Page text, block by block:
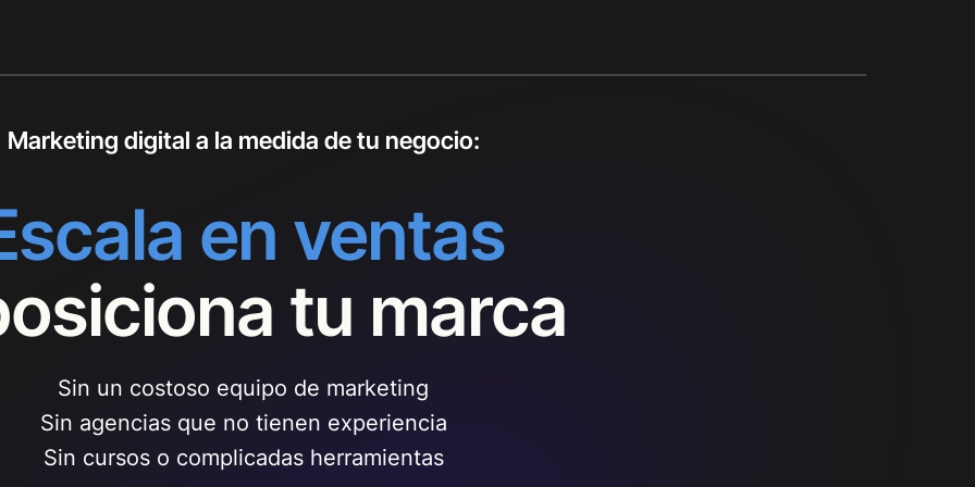
Marketing digital a la medida de tu negocio:
en ventas
tu marca
Sin un costoso equipo de marketing
Sin agencias que no tienen experiencia
Sin cursos o complicadas herramientas